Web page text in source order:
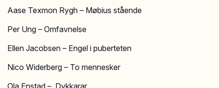
Aase Texmon Rygh – Møbius stående
Per Ung – Omfavnelse
Ellen Jacobsen – Engel i puberteten
Nico Widerberg – To mennesker
Ola Enstad – Dykkarar